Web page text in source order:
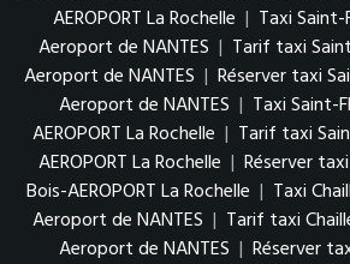
AEROPORT La Rochelle | Taxi
Aeroport de NANTES | Tarif taxi
Aeroport de NANTES | Réserver taxi
Aeroport de NANTES | Taxi Saint-
AEROPORT La Rochelle | Tarif taxi
AEROPORT La Rochelle | Réserver
Bois-AEROPORT La Rochelle | Taxi
Aeroport de NANTES | Tarif taxi
Aeroport de NANTES | Réserver